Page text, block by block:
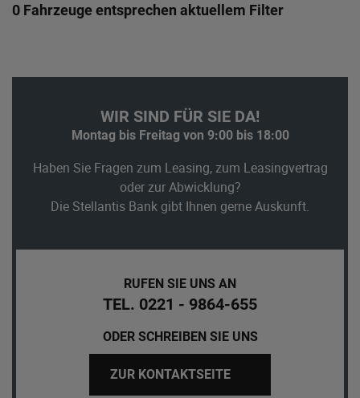
0 Fahrzeuge entsprechen aktuellem Filter
WIR SIND FÜR SIE DA!
Montag bis Freitag von 9:00 bis 18:00
Haben Sie Fragen zum Leasing, zum Leasingvertrag
oder zur Abwicklung?
Die Stellantis Bank gibt Ihnen gerne Auskunft.
RUFEN SIE UNS AN
TEL. 0221 - 9864-655
ODER SCHREIBEN SIE UNS
ZUR KONTAKTSEITE